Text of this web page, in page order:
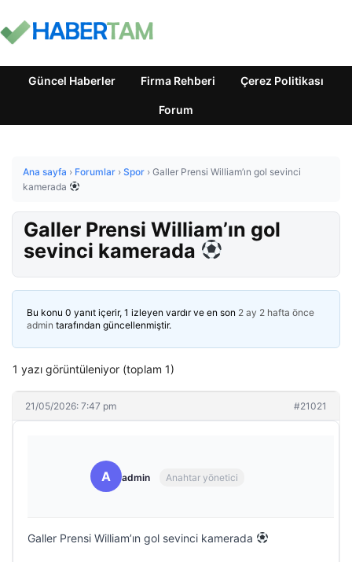
Güncel Haberler Firma Rehberi Çerez Politikası
Forum
Ana sayfa › Forumlar › Spor › Galler Prensi William’ın gol sevinci
kamerada
Galler Prensi William’ın gol
sevinci kamerada
Bu konu 0 yanıt içerir, 1 izleyen vardır ve en son 2 ay 2 hafta önce
admin tarafından güncellenmiştir.
1 yazı görüntüleniyor (toplam 1)
21/05/2026: 7:47 pm #21021
A admin Anahtar yönetici
Galler Prensi William’ın gol sevinci kamerada